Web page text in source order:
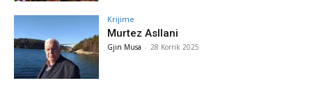
Krijime
Murtez Asllani
Gjin Musa - 28 Korrik 2025